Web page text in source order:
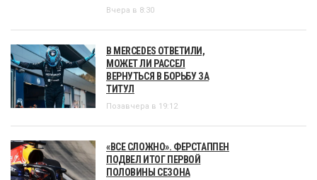
Вчера в 8:30
В MERCEDES ОТВЕТИЛИ,
МОЖЕТ ЛИ РАССЕЛ
ВЕРНУТЬСЯ В БОРЬБУ ЗА
ТИТУЛ
Позавчера в 19:12
«ВСЕ СЛОЖНО». ФЕРСТАППЕН
ПОДВЕЛ ИТОГ ПЕРВОЙ
ПОЛОВИНЫ СЕЗОНА